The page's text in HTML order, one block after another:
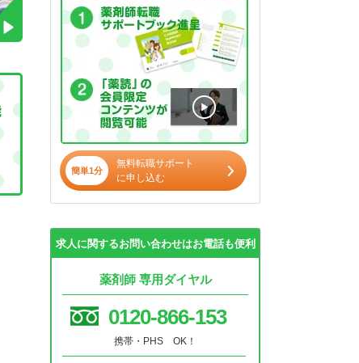
簡単1分
無料転職サポート
に申し込む
求人に関するお問い合わせはお電話も便利
薬剤師 専用ダイヤル
0120-866-153
携帯・PHS OK！